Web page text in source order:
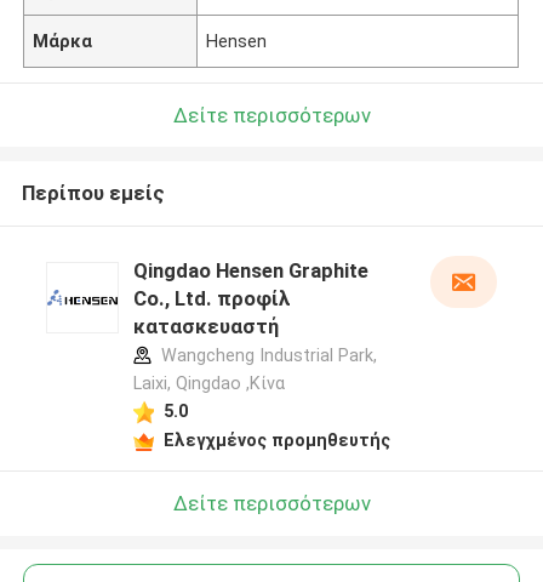
Μάρκα Hensen
Δείτε περισσότερων
Περίπου εμείς
Qingdao Hensen Graphite
Co., Ltd. προφίλ
κατασκευαστή
Wangcheng Industrial Park,
Laixi, Qingdao ,Κίνα
5.0
Ελεγχμένος προμηθευτής
Δείτε περισσότερων